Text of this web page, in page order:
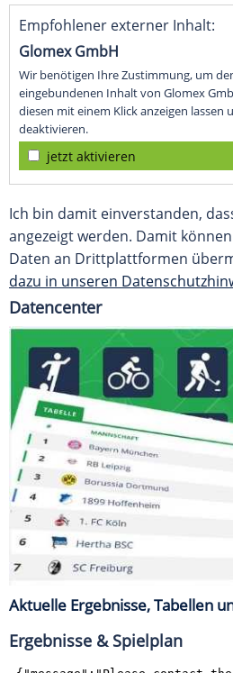
Empfohlener externer Inhalt:
Glomex GmbH
Wir benötigen Ihre Zustimmung, um
eingebundenen Inhalt von Glomex
diesen mit einem Klick anzeigen lassen
deaktivieren.
jetzt aktivieren
Ich bin damit einverstanden,
angezeigt werden. Damit
Daten an Drittplattformen
dazu in unseren
Datencenter
Aktuelle Ergebnisse, Tabellen
Ergebnisse & Spielplan